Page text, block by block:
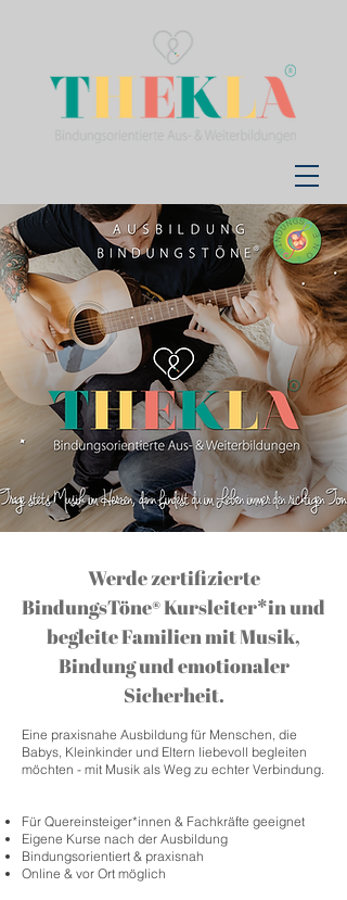
Werde zertifizierte
BindungsTöne® Kursleiter*in und
begleite Familien mit Musik,
Bindung und emotionaler
Sicherheit.
Eine praxisnahe Ausbildung für Menschen, die
Babys, Kleinkinder und Eltern liebevoll begleiten
möchten - mit Musik als Weg zu echter Verbindung.
Für Quereinsteiger*innen & Fachkräfte geeignet
Eigene Kurse nach der Ausbildung
Bindungsorientiert & praxisnah
Online & vor Ort möglich